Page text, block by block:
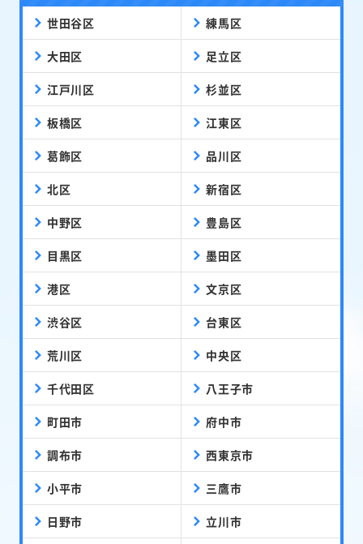
世田谷区 練馬区
大田区 足立区
江戸川区 杉並区
板橋区 江東区
葛飾区 品川区
北区 新宿区
中野区 豊島区
目黒区 墨田区
港区 文京区
渋谷区 台東区
荒川区 中央区
千代田区 八王子市
町田市 府中市
調布市 西東京市
小平市 三鷹市
日野市 立川市